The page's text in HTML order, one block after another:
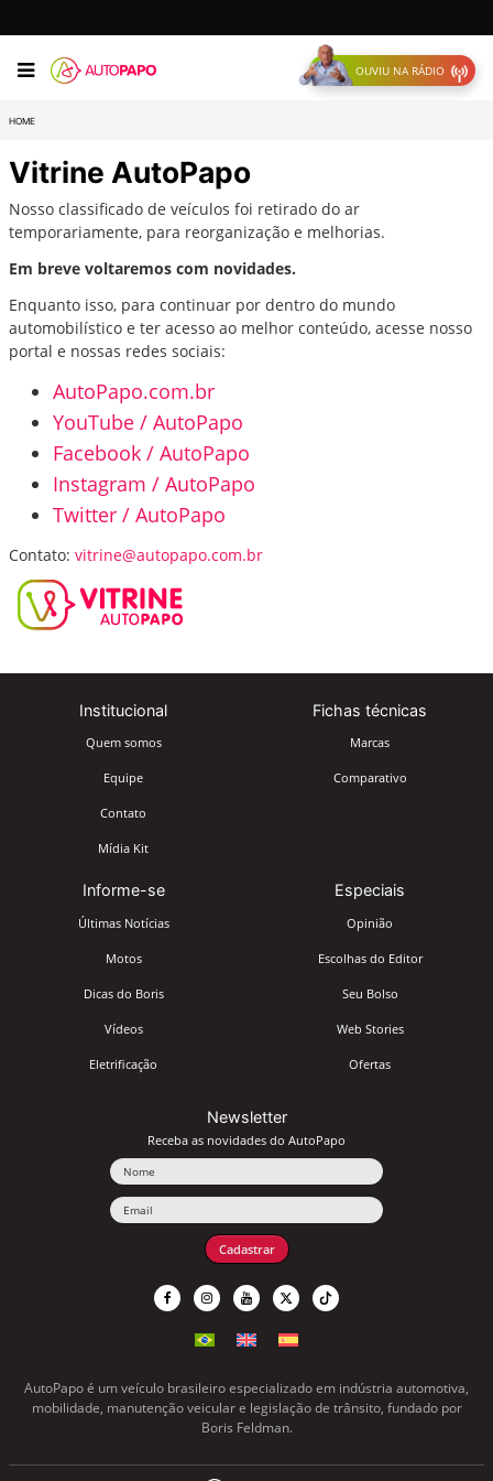
OUVIU NA RÁDIO
HOME
Vitrine AutoPapo
Nosso classificado de veículos foi retirado do ar
temporariamente, para reorganização e melhorias.
Em breve voltaremos com novidades.
Enquanto isso, para continuar por dentro do mundo
automobilístico e ter acesso ao melhor conteúdo, acesse nosso
portal e nossas redes sociais:
AutoPapo.com.br
YouTube / AutoPapo
Facebook / AutoPapo
Instagram / AutoPapo
Twitter / AutoPapo
Contato: vitrine@autopapo.com.br
Institucional
Quem somos
Equipe
Contato
Mídia Kit
Fichas técnicas
Marcas
Comparativo
Informe-se
Últimas Notícias
Motos
Dicas do Boris
Vídeos
Eletrificação
Especiais
Opinião
Escolhas do Editor
Seu Bolso
Web Stories
Ofertas
Newsletter
Receba as novidades do AutoPapo
Cadastrar
AutoPapo é um veículo brasileiro especializado em indústria automotiva,
mobilidade, manutenção veicular e legislação de trânsito, fundado por
Boris Feldman.